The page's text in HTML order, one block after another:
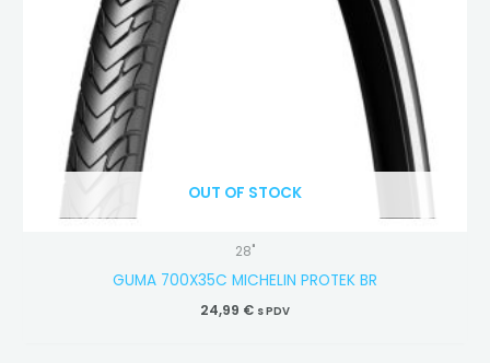
OUT OF STOCK
28"
GUMA 700X35C MICHELIN PROTEK BR
24,99 € s PDV